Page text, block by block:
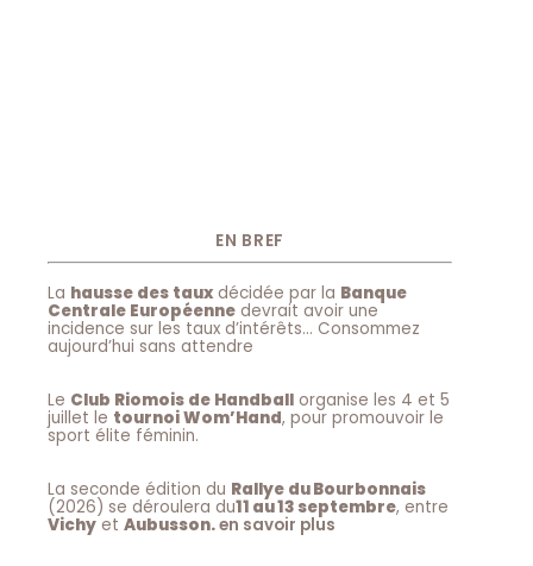
EN BREF
La hausse des taux décidée par la Banque
Centrale Européenne devrait avoir une
incidence sur les taux d’intérêts… Consommez
aujourd’hui sans attendre
Le Club Riomois de Handball organise les 4 et 5
juillet le tournoi Wom’Hand, pour promouvoir le
sport élite féminin.
La seconde édition du Rallye du Bourbonnais
(2026) se déroulera du11 au 13 septembre, entre
Vichy et Aubusson.en savoir plus